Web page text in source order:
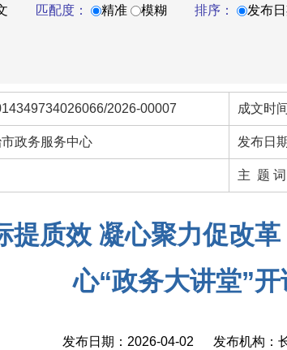
匹配度： 精准 模糊 排序： 发布
2026-00007 成文时
政务服务中心 发布日
主 题 词
提质效 凝心聚力促改
心“政务大讲堂”
发布日期：2026-04-02 发布机构：